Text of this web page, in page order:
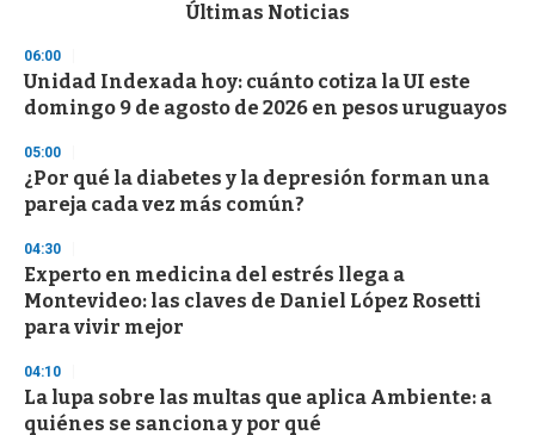
d
s
o
f
3
s
e
c
n
d
s
Últimas Noticias
06:00
Unidad Indexada hoy: cuánto cotiza la UI este
domingo 9 de agosto de 2026 en pesos uruguayos
05:00
¿Por qué la diabetes y la depresión forman una
pareja cada vez más común?
04:30
Experto en medicina del estrés llega a
Montevideo: las claves de Daniel López Rosetti
para vivir mejor
04:10
La lupa sobre las multas que aplica Ambiente: a
quiénes se sanciona y por qué